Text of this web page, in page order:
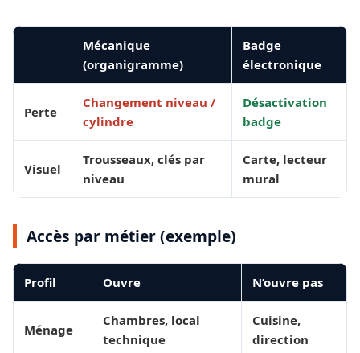
Mécanique
(organigramme)
Badge
électronique
Perte
Changement niveau /
cylindre
Désactivation
badge
Visuel
Trousseaux, clés par
niveau
Carte, lecteur
mural
Accès par métier (exemple)
Profil Ouvre N’ouvre pas
Ménage
Chambres, local
technique
Cuisine,
direction